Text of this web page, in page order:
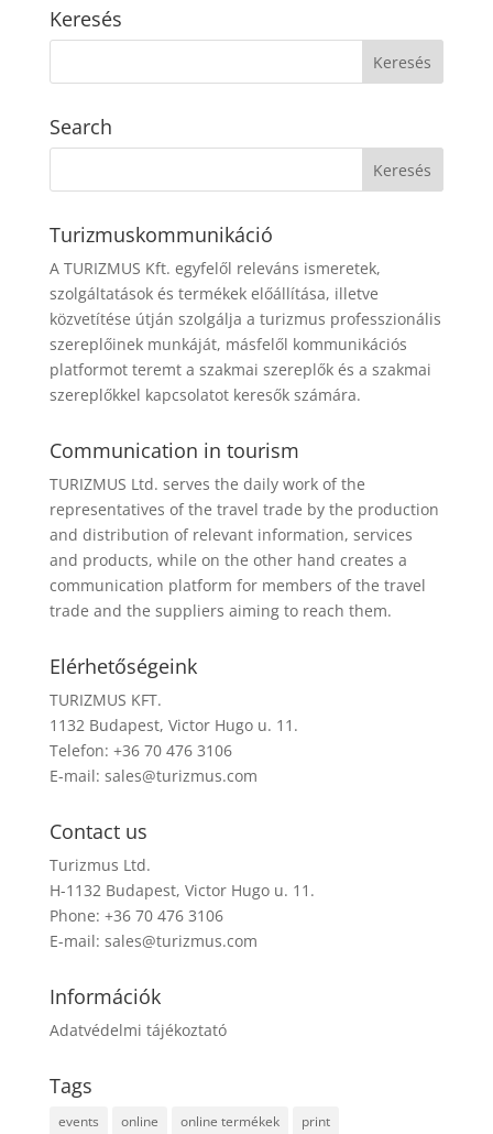
Keresés
Search
Turizmuskommunikáció
A TURIZMUS Kft. egyfelől releváns ismeretek,
szolgáltatások és termékek előállítása, illetve
közvetítése útján szolgálja a turizmus professzionális
szereplőinek munkáját, másfelől kommunikációs
platformot teremt a szakmai szereplők és a szakmai
szereplőkkel kapcsolatot keresők számára.
Communication in tourism
TURIZMUS Ltd. serves the daily work of the
representatives of the travel trade by the production
and distribution of relevant information, services
and products, while on the other hand creates a
communication platform for members of the travel
trade and the suppliers aiming to reach them.
Elérhetőségeink
TURIZMUS KFT.
1132 Budapest, Victor Hugo u. 11.
Telefon: +36 70 476 3106
E-mail: sales@turizmus.com
Contact us
Turizmus Ltd.
H-1132 Budapest, Victor Hugo u. 11.
Phone: +36 70 476 3106
E-mail: sales@turizmus.com
Információk
Adatvédelmi tájékoztató
Tags
events online online termékek print